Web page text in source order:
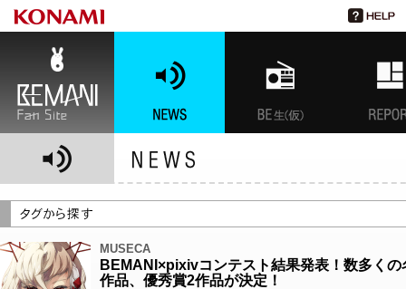
MUSECA
BEMANI×pixivコンテスト結果発表！数多く
作品、優秀賞2作品が決定！